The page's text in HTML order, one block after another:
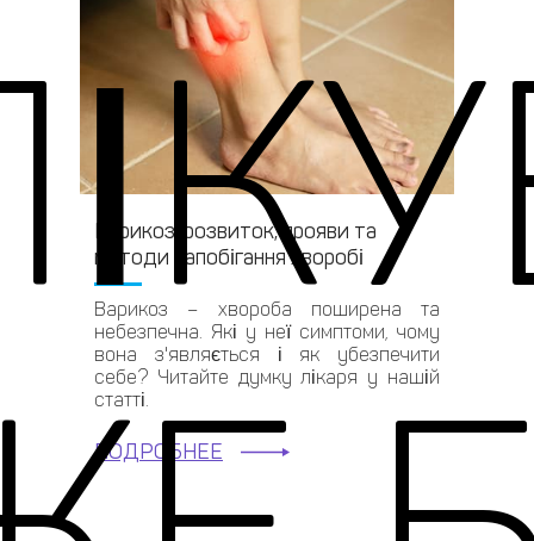
Варикоз: розвиток, прояви та
методи запобігання хворобі
Варикоз – хвороба поширена та
небезпечна. Які у неї симптоми, чому
вона з'являється і як убезпечити
себе? Читайте думку лікаря у нашій
статті.
ПОДРОБНЕЕ